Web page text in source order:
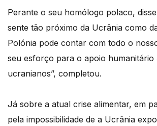
Perante o seu homólogo polaco,
sente tão próximo da Ucrânia como
Polónia pode contar com todo o
seu esforço para o apoio humanitário
ucranianos”, completou.
Já sobre a atual crise alimentar, em
pela impossibilidade de a Ucrânia